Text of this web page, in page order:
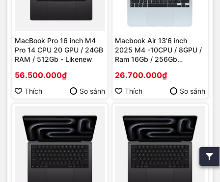
MacBook Pro 16 inch M4
Pro 14 CPU 20 GPU / 24GB
RAM / 512Gb - Likenew
56.500.000₫
Thích So sánh
Macbook Air 13'6 inch
2025 M4 -10CPU / 8GPU /
Ram 16Gb / 256Gb
26.700.000₫
Thích So sánh